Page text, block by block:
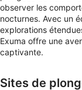
observer les
nocturnes. Avec un
explorations
Exuma offre une
captivante.
Sites de